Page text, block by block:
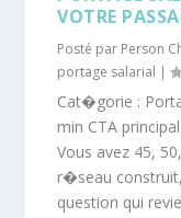
VOTRE
Posté par Person
portage salarial |
Cat�gorie :
min CTA
Vous avez 45,
r�seau
question qui